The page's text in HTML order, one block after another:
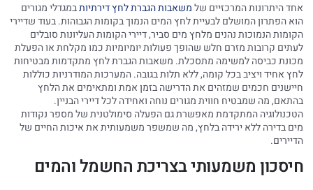
אחד היתרונות המרכזיים שלמשאבות הגברת לחץ דירתיותבמגדלי מגורים
הוא הפתרון המושלם לבעיית לחץ המים הנמוך בקומות הגבוהות. בעוד שדיירי
הקומות הנמוכות נהנים מלחץ מים סביר, דיירי הקומות העליונות סובלים
לעתים קרובות מזרם חלש שהופך פעולות יומיומיות כמו מקלחת או הפעלת
מכונת כביסה למשימה מתסכלת. משאבות הגברת לחץ מתקדמות מבטיחות
לחץ אחיד ויציב בכל קומה, ללא תלות בגובה. המערכות המודרניות כוללות
חיישנים חכמים שמזהים את הדרישה בזמן אמת ומתאימים את הלחץ
בהתאם, מה שמבטיח חווית מגורים נוחה ואחידה לכל דיירי הבניין.
הטכנולוגיה המתקדמת מאפשרת גם הפעלה סימולטנית של מספר נקודות
מים בדירה ללא ירידה בלחץ, מה שמשפר משמעותית את איכות החיים של
הדיירים.
חיסכון משמעותי בצריכת החשמל והמים